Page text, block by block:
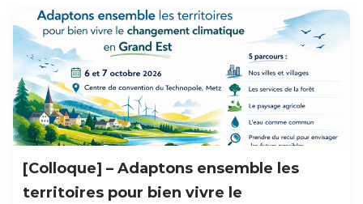
[Colloque] – Adaptons ensemble les
territoires pour bien vivre le